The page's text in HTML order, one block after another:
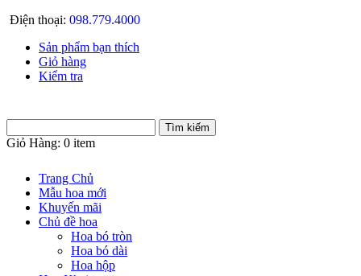
Điện thoại: 098.779.4000
Sản phẩm bạn thích
Giỏ hàng
Kiểm tra
Giỏ Hàng: 0 item
Trang Chủ
Mẫu hoa mới
Khuyến mãi
Chủ đề hoa
Hoa bó tròn
Hoa bó dài
Hoa hộp